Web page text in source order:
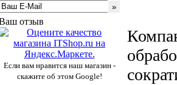
отзыв
Если вам нравится наш магазин -
скажите об этом Google!